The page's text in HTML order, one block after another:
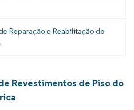
Reparação e Reabilitação do
Revestimentos de Piso do